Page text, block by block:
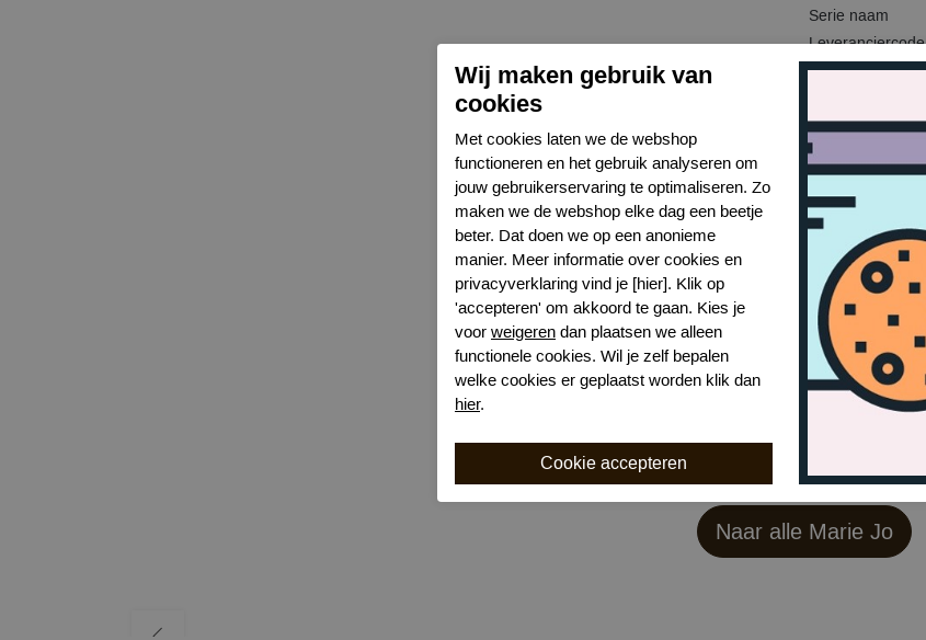
Serie naam
Leveranciercode
Bestelcode
Wasvoorschrift
Model
Kenmerk
Kenmerk
Toon alles van Marie Jo
Naar alle slips en strings
Naar alle Marie Jo
Wij maken gebruik van
cookies
Met cookies laten we de webshop
functioneren en het gebruik analyseren om
jouw gebruikerservaring te optimaliseren. Zo
maken we de webshop elke dag een beetje
beter. Dat doen we op een anonieme
manier. Meer informatie over cookies en
privacyverklaring vind je [hier]. Klik op
'accepteren' om akkoord te gaan. Kies je
voor weigeren dan plaatsen we alleen
functionele cookies. Wil je zelf bepalen
welke cookies er geplaatst worden klik dan
hier.